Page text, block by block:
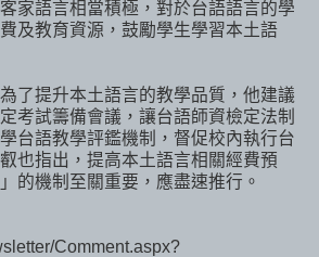
家語言相當積極，對於台語語言的學
及教育資源，鼓勵學生學習本土語
了提升本土語言的教學品質，他建議
考試籌備會議，讓台語師資檢定法制
台語教學評鑑機制，督促校內執行台
也指出，提高本土語言相關經費預
的機制至關重要，應盡速推行。
Comment.aspx?